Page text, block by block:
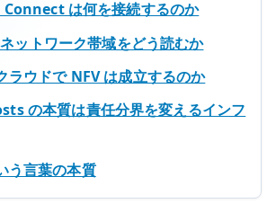
は何を接続するのか
ットワーク帯域をどう読むか
ラウドで NFV は成立するのか
の本質は責任分界を変えるインフ
う言葉の本質